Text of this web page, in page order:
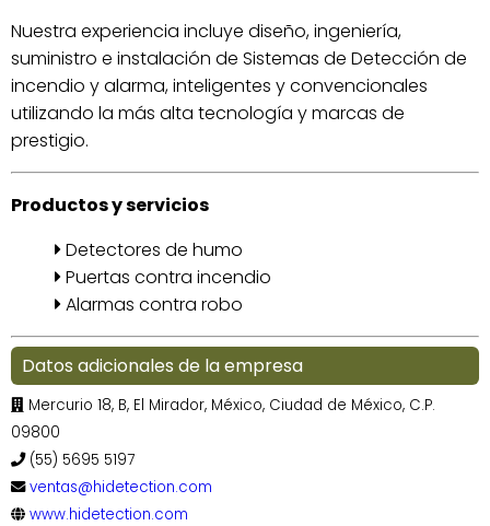
Nuestra experiencia incluye diseño, ingeniería,
suministro e instalación de Sistemas de Detección de
incendio y alarma, inteligentes y convencionales
utilizando la más alta tecnología y marcas de
prestigio.
Productos y servicios
Detectores de humo
Puertas contra incendio
Alarmas contra robo
Datos adicionales de la empresa
Mercurio 18, B, El Mirador, México, Ciudad de México, C.P.
09800
(55) 5695 5197
ventas@hidetection.com
www.hidetection.com